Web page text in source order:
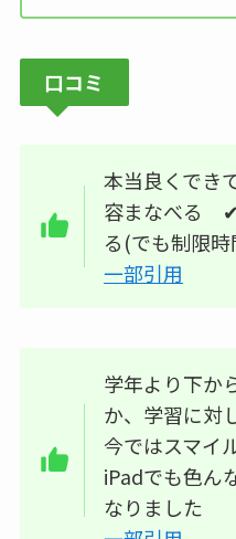
口コミ
本当良くでき
容まなべる ✔︎
る(でも制限
一部引用
学年より下か
か、学習に対
今ではスマイ
iPadでも色ん
なりました